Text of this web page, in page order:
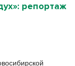
репортаж